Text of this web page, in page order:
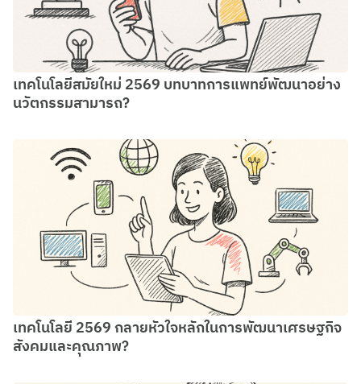
เทคโนโลยีสมัยใหม่ 2569 บทบาทการแพทย์พัฒนาอย่าง
นวัตกรรมสามารถ?
เทคโนโลยี 2569 กลายหัวใจหลักในการพัฒนาเศรษฐกิจ
สังคมและคุณภาพ?